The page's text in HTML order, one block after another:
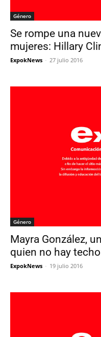
Género
Se rompe una
mujeres: Hillary
ExpokNews - 27 julio 2016
Género
Mayra González,
quien no hay
ExpokNews - 19 julio 2016